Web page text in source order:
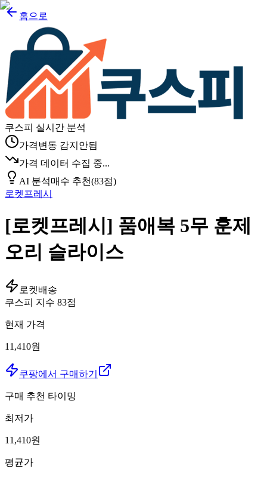
홈으로
쿠스피 실시간 분석
가격변동 감지안됨
가격 데이터 수집 중...
AI 분석매수 추천(83점)
로켓프레시
[로켓프레시] 품애복 5무 훈제
오리 슬라이스
로켓배송
쿠스피 지수 83점
현재 가격
11,410원
쿠팡에서 구매하기
구매 추천 타이밍
최저가
11,410원
평균가